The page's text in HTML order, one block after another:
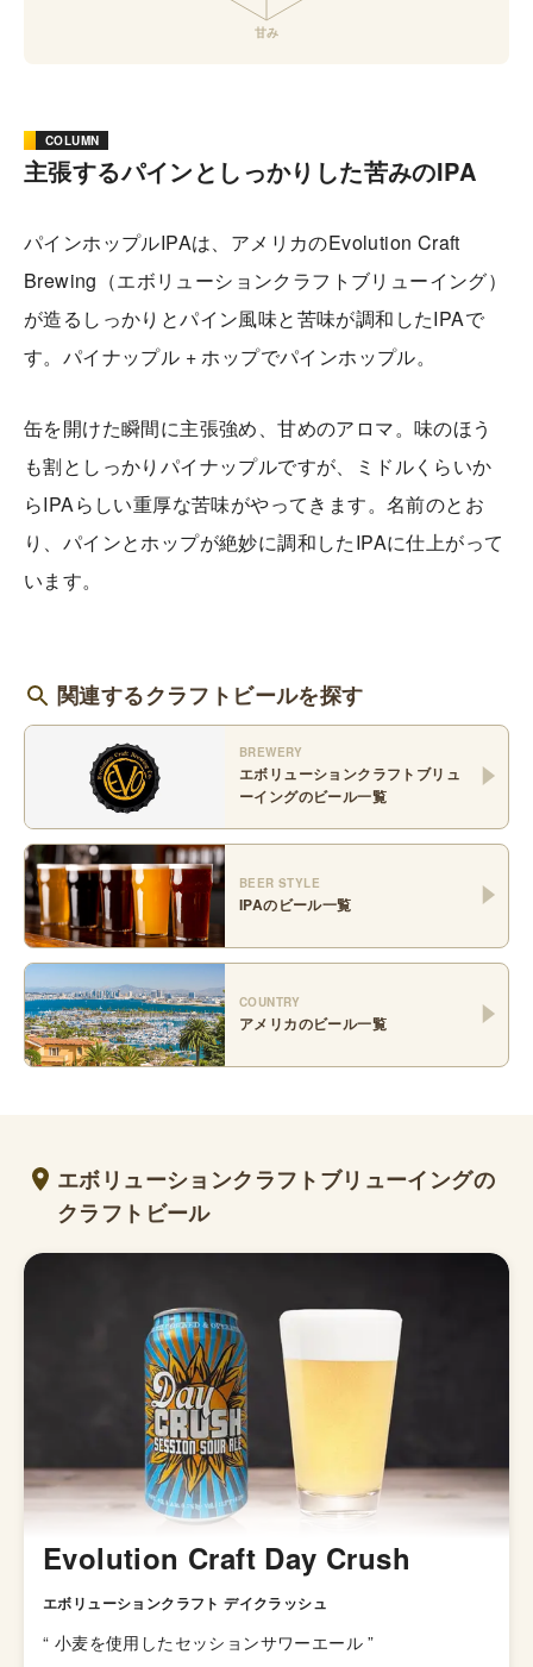
COLUMN
主張するパインとしっかりした苦みのIPA
パインホップルIPAは、アメリカのEvolution Craft
Brewing（エボリューションクラフトブリューイング）
が造るしっかりとパイン風味と苦味が調和したIPAで
す。パイナップル + ホップでパインホップル。
缶を開けた瞬間に主張強め、甘めのアロマ。味のほう
も割としっかりパイナップルですが、ミドルくらいか
らIPAらしい重厚な苦味がやってきます。名前のとお
り、パインとホップが絶妙に調和したIPAに仕上がって
います。
関連するクラフトビールを探す
BREWERY
エボリューションクラフトブリュ
ーイングのビール一覧
BEER STYLE
IPAのビール一覧
COUNTRY
アメリカのビール一覧
エボリューションクラフトブリューイングの
クラフトビール
Evolution Craft Day Crush
エボリューションクラフト デイクラッシュ
“ 小麦を使用したセッションサワーエール ”